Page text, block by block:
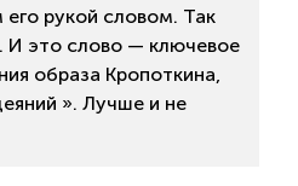
рукой словом. Так
И это слово — ключевое
образа Кропоткина,
». Лучше и не